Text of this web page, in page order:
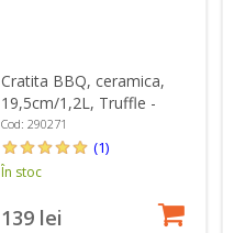
Cratita BBQ, ceramica,
19,5cm/1,2L, Truffle -
Emile Henry
Cod: 290271
(1)
În stoc
139 lei